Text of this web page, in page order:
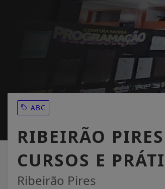
ABC
RIBEIRÃO
CURSOS E
Ribeirão Pires